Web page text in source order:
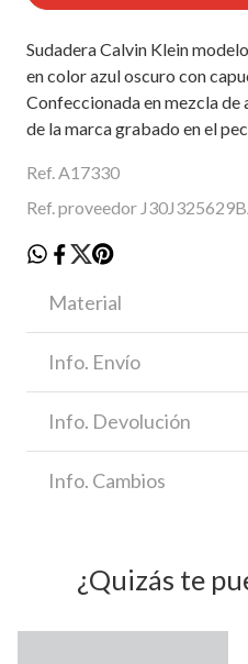
Sudadera Calvin Klein
en color azul oscuro con
Confeccionada en mezcla
de la marca grabado en el
Ref. A17330
Ref. proveedor
Material
Info. Envío
Info. Devolución
Info. Cambios
¿Quizás te